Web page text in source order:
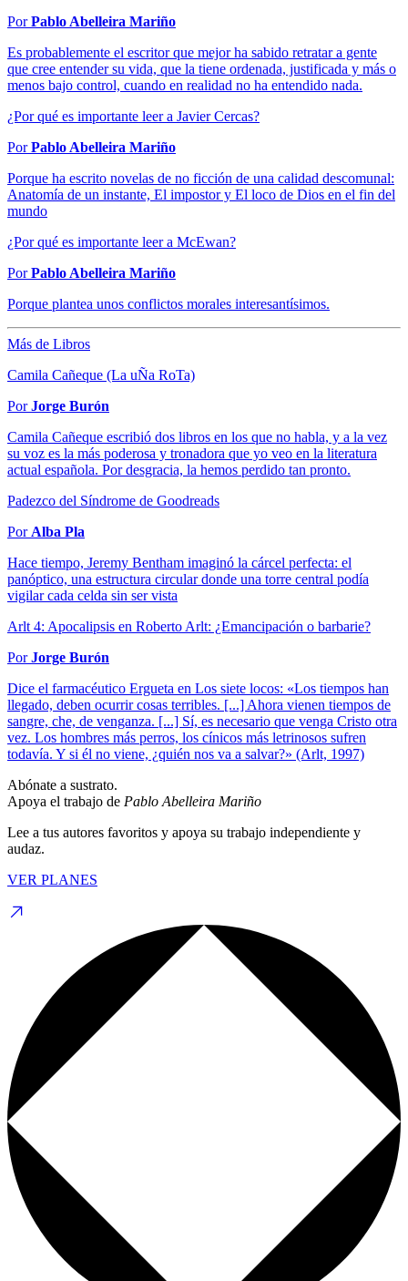
PorPablo Abelleira Mariño
Es probablemente el escritor que mejor ha sabido retratar a gente
que cree entender su vida, que la tiene ordenada, justificada y más o
menos bajo control, cuando en realidad no ha entendido nada.
¿Por qué es importante leer a Javier Cercas?
PorPablo Abelleira Mariño
Porque ha escrito novelas de no ficción de una calidad descomunal:
Anatomía de un instante, El impostor y El loco de Dios en el fin del
mundo
¿Por qué es importante leer a McEwan?
PorPablo Abelleira Mariño
Porque plantea unos conflictos morales interesantísimos.
Más de Libros
Camila Cañeque (La uÑa RoTa)
PorJorge Burón
Camila Cañeque escribió dos libros en los que no habla, y a la vez
su voz es la más poderosa y tronadora que yo veo en la literatura
actual española. Por desgracia, la hemos perdido tan pronto.
Padezco del Síndrome de Goodreads
Por Alba Pla
Hace tiempo, Jeremy Bentham imaginó la cárcel perfecta: el
panóptico, una estructura circular donde una torre central podía
vigilar cada celda sin ser vista
Arlt 4: Apocalipsis en Roberto Arlt: ¿Emancipación o barbarie?
PorJorge Burón
Dice el farmacéutico Ergueta en Los siete locos: «Los tiempos han
llegado, deben ocurrir cosas terribles. [...] Ahora vienen tiempos de
sangre, che, de venganza. [...] Sí, es necesario que venga Cristo otra
vez. Los hombres más perros, los cínicos más letrinosos sufren
todavía. Y si él no viene, ¿quién nos va a salvar?» (Arlt, 1997)
Abónate a sustrato.
Apoya el trabajo de Pablo Abelleira Mariño
Lee a tus autores favoritos y apoya su trabajo independiente y
audaz.
VER PLANES